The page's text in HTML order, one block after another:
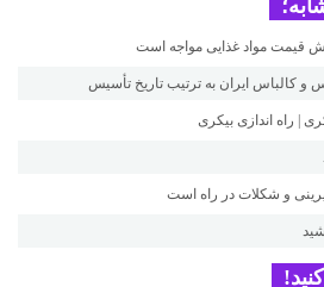
قیمت مواد غذایی مواجه است
کالباس ایران به ترتیب تاریخ تأسیس
| راه اندازی بیکری